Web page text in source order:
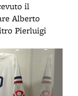
il
Alberto
Pierluigi